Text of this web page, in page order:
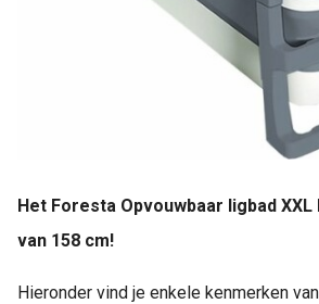
Het Foresta Opvouwbaar ligbad
van 158 cm!
Hieronder vind je enkele kenmerken